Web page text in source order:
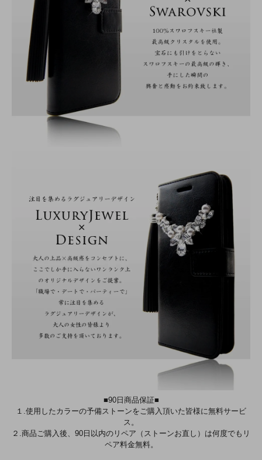
■90日商品保証■
１.使用したカラーの予備ストーンをご購入頂いた皆様に無料サービ
ス。
２.商品ご購入後、90日以内のリペア（ストーンお直し）は何度でもリ
ペア料金無料。